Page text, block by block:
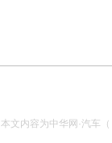
本文内容为中华网·汽车（